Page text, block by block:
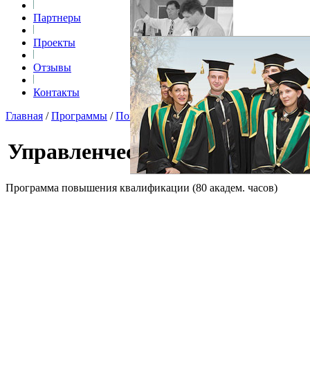
Партнеры
Проекты
Отзывы
Контакты
Главная /Программы /Повышение квалификации/
Управленческий учет и
Программа повышения квалификации (80 академ. часов)